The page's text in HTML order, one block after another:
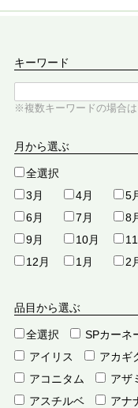
キーワード
※複数キーワードの場合
月から選ぶ
全選択
3月
4月 5
6月
7月 8
9月
10月
12月
1月 2
品目から選ぶ
全選択 SPカーネ
アイリス
アカギ
アコニタム
アザ
アスチルベ
アナ